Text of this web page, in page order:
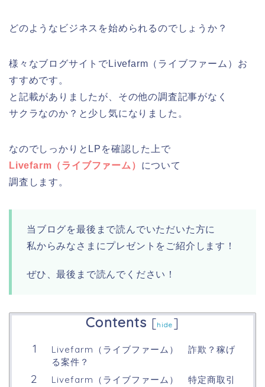
どのようなビジネスを始められるのでしょうか？
様々なブログサイトでLivefarm（ライブファーム）お
すすめです。
と記載がありましたが、その他の調査記事がなく
サクラなのか？と少し気になりました。
なのでしっかりとLPを確認した上で
Livefarm（ライブファーム） について
調査します。
当ブログを最後まで読んでいただいた方に
私からみなさまにプレゼントをご紹介します！
ぜひ、最後まで読んでください！
Contents [hide ]
Livefarm（ライブファーム） 詐欺？稼げ
る案件？
Livefarm（ライブファーム） 特定商取引